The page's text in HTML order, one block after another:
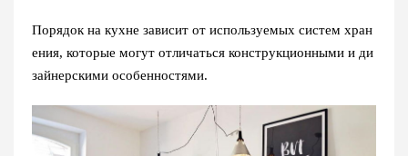
Порядок на кухне зависит от используемых систем хран
ения, которые могут отличаться конструкционными и ди
зайнерскими особенностями.